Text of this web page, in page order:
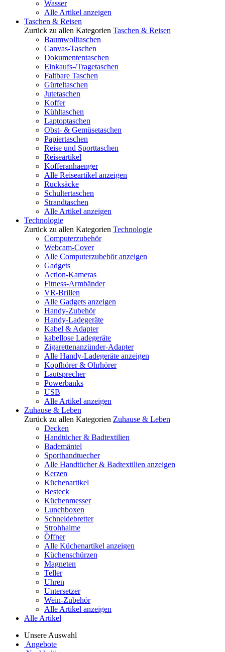
Wasser
Alle Artikel anzeigen
Taschen & Reisen
Zurück zu allen Kategorien Taschen & Reisen
Baumwolltaschen
Canvas-Taschen
Dokumententaschen
Einkaufs-/Tragetaschen
Faltbare Taschen
Gürteltaschen
Jutetaschen
Koffer
Kühltaschen
Laptoptaschen
Obst- & Gemüsetaschen
Papiertaschen
Reise und Sporttaschen
Reiseartikel
Kofferanhaenger
Alle Reiseartikel anzeigen
Rucksäcke
Schultertaschen
Strandtaschen
Alle Artikel anzeigen
Technologie
Zurück zu allen Kategorien Technologie
Computerzubehör
Webcam-Cover
Alle Computerzubehör anzeigen
Gadgets
Action-Kameras
Fitness-Armbänder
VR-Brillen
Alle Gadgets anzeigen
Handy-Zubehör
Handy-Ladegeräte
Kabel & Adapter
kabellose Ladegeräte
Zigarettenanzünder-Adapter
Alle Handy-Ladegeräte anzeigen
Kopfhörer & Ohrhörer
Lautsprecher
Powerbanks
USB
Alle Artikel anzeigen
Zuhause & Leben
Zurück zu allen Kategorien Zuhause & Leben
Decken
Handtücher & Badtextilien
Bademäntel
Sporthandtuecher
Alle Handtücher & Badtextilien anzeigen
Kerzen
Küchenartikel
Besteck
Küchenmesser
Lunchboxen
Schneidebretter
Strohhalme
Öffner
Alle Küchenartikel anzeigen
Küchenschürzen
Magneten
Teller
Uhren
Untersetzer
Wein-Zubehör
Alle Artikel anzeigen
Alle Artikel
Unsere Auswahl
Angebote